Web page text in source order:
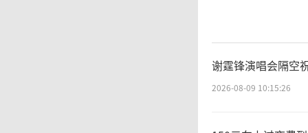
谢霆锋演唱会隔空
2026-08-09 10:15:26